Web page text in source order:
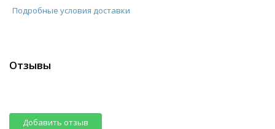
Подробные условия доставки
Отзывы
Добавить отзыв